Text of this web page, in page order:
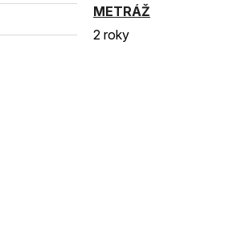
METRÁŽ
2 roky